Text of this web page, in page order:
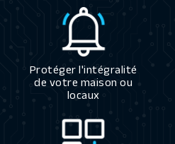
Protéger l'intégralité
de votre maison ou
locaux